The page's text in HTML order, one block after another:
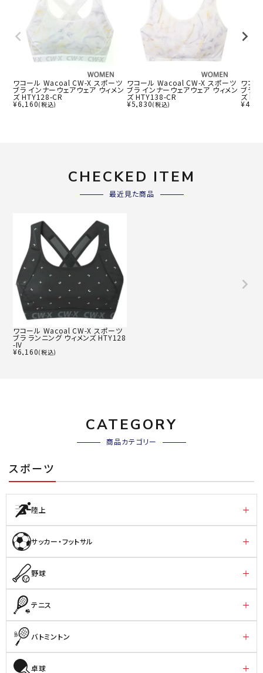
ワコール Wacoal CW-X スポーツ
ブラ インナーウェアウェア ウィメン
ズ HTY128-CR
¥6,160(税込)
ワコール Wacoal CW-X スポーツ
ブラ インナーウェアウェア ウィメン
ズ HTY138-CR
¥5,830(税込)
ワコ
ブラ
ズ
¥
CHECKED ITEM
最近見た商品
ワコール Wacoal CW-X スポーツ
ブラ ランニング ウィメンズ HTY128
-IV
¥6,160(税込)
CATEGORY
商品カテゴリー
スポーツ
陸上
サッカー・フットサル
野球
テニス
バトミントン
卓球